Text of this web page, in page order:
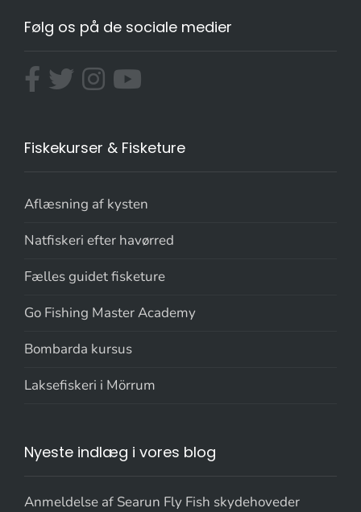
Følg os på de sociale medier
Fiskekurser & Fisketure
Aflæsning af kysten
Natfiskeri efter havørred
Fælles guidet fisketure
Go Fishing Master Academy
Bombarda kursus
Laksefiskeri i Mörrum
Nyeste indlæg i vores blog
Anmeldelse af Searun Fly Fish skydehoveder